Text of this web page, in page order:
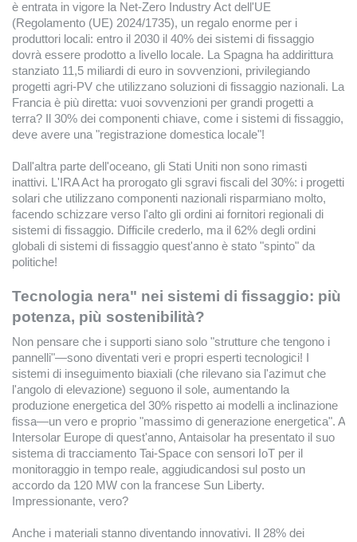
è entrata in vigore la Net-Zero Industry Act dell'UE
(Regolamento (UE) 2024/1735), un regalo enorme per i
produttori locali: entro il 2030 il 40% dei sistemi di fissaggio
dovrà essere prodotto a livello locale. La Spagna ha addirittura
stanziato 11,5 miliardi di euro in sovvenzioni, privilegiando
progetti agri-PV che utilizzano soluzioni di fissaggio nazionali. La
Francia è più diretta: vuoi sovvenzioni per grandi progetti a
terra? Il 30% dei componenti chiave, come i sistemi di fissaggio,
deve avere una "registrazione domestica locale"!
Dall'altra parte dell'oceano, gli Stati Uniti non sono rimasti
inattivi. L'IRA Act ha prorogato gli sgravi fiscali del 30%: i progetti
solari che utilizzano componenti nazionali risparmiano molto,
facendo schizzare verso l'alto gli ordini ai fornitori regionali di
sistemi di fissaggio. Difficile crederlo, ma il 62% degli ordini
globali di sistemi di fissaggio quest'anno è stato "spinto" da
politiche!
Tecnologia nera" nei sistemi di fissaggio: più
potenza, più sostenibilità?
Non pensare che i supporti siano solo "strutture che tengono i
pannelli"—sono diventati veri e propri esperti tecnologici! I
sistemi di inseguimento biaxiali (che rilevano sia l'azimut che
l'angolo di elevazione) seguono il sole, aumentando la
produzione energetica del 30% rispetto ai modelli a inclinazione
fissa—un vero e proprio "massimo di generazione energetica". A
Intersolar Europe di quest'anno, Antaisolar ha presentato il suo
sistema di tracciamento Tai-Space con sensori IoT per il
monitoraggio in tempo reale, aggiudicandosi sul posto un
accordo da 120 MW con la francese Sun Liberty.
Impressionante, vero?
Anche i materiali stanno diventando innovativi. Il 28% dei